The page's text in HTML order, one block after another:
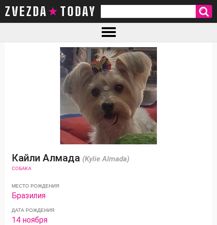
ZVEZDA TODAY
Кайли Алмада (Kylie Almada)
СОБАКА
МЕСТО РОЖДЕНИЯ
Бразилия
ДАТА РОЖДЕНИЯ
14 ноября